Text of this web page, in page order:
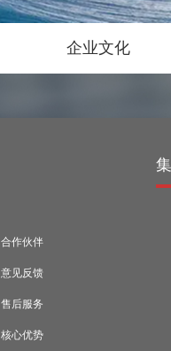
企业文化
合作伙伴
意见反馈
售后服务
核心优势